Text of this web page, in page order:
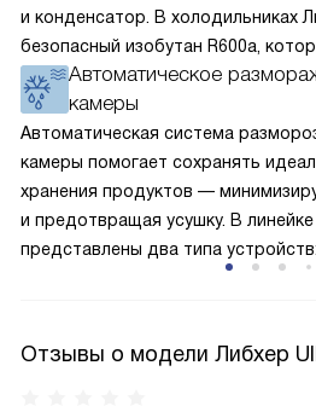
и конденсатор. В холодильниках
безопасный изобутан R600a,
окружающей среде. Компрессор
по охладительному контуру по
лучше работает «мотор» прибора,
и быстрее происходит
меньше электроэнергии.
Автоматическое
камеры
Автоматическая система
камеры помогает сохранять
хранения продуктов —
и предотвращая усушку. В
представлены два типа
с панелью, выполняющей функцию
Отзывы о модели Либхер